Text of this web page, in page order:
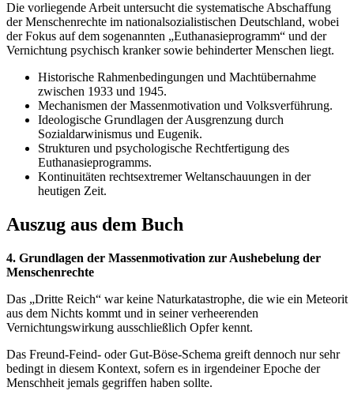
Die vorliegende Arbeit untersucht die systematische Abschaffung
der Menschenrechte im nationalsozialistischen Deutschland, wobei
der Fokus auf dem sogenannten „Euthanasieprogramm“ und der
Vernichtung psychisch kranker sowie behinderter Menschen liegt.
Historische Rahmenbedingungen und Machtübernahme
zwischen 1933 und 1945.
Mechanismen der Massenmotivation und Volksverführung.
Ideologische Grundlagen der Ausgrenzung durch
Sozialdarwinismus und Eugenik.
Strukturen und psychologische Rechtfertigung des
Euthanasieprogramms.
Kontinuitäten rechtsextremer Weltanschauungen in der
heutigen Zeit.
Auszug aus dem Buch
4. Grundlagen der Massenmotivation zur Aushebelung der
Menschenrechte
Das „Dritte Reich“ war keine Naturkatastrophe, die wie ein Meteorit
aus dem Nichts kommt und in seiner verheerenden
Vernichtungswirkung ausschließlich Opfer kennt.
Das Freund-Feind- oder Gut-Böse-Schema greift dennoch nur sehr
bedingt in diesem Kontext, sofern es in irgendeiner Epoche der
Menschheit jemals gegriffen haben sollte.